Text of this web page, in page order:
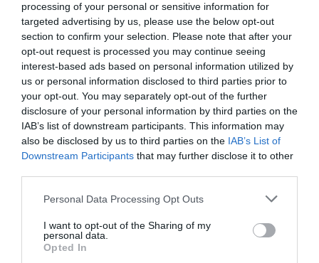
processing of your personal or sensitive information for
targeted advertising by us, please use the below opt-out
section to confirm your selection. Please note that after your
opt-out request is processed you may continue seeing
interest-based ads based on personal information utilized by
us or personal information disclosed to third parties prior to
your opt-out. You may separately opt-out of the further
disclosure of your personal information by third parties on the
IAB’s list of downstream participants. This information may
also be disclosed by us to third parties on the IAB’s List of
Downstream Participants that may further disclose it to other
Personal Data Processing Opt Outs
I want to opt-out of the Sharing of my
personal data.
Opted In
Gafas de sol de Madera
KHUN
22, 74 €
[GFDS64 ]
Ver producto
Gafas de sol de Madera INKY
24,69 € 37,99 €
[GFDS63 ]
Ver producto